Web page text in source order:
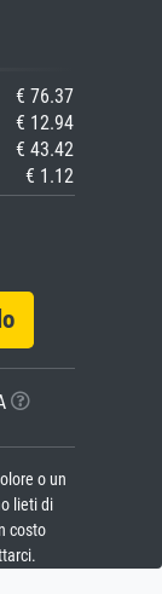
€ 76.37
€ 12.94
€ 43.42
€ 1.12
o un
lieti di
costo